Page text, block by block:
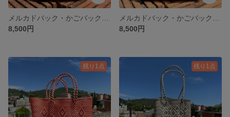
8,500円
8,500円
残り1点 残り1点